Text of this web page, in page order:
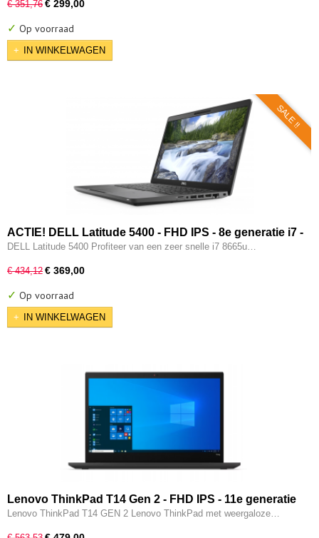
€ 351,76 € 299,00
✓ Op voorraad
IN WINKELWAGEN
SALE !!
ACTIE! DELL Latitude 5400 - FHD IPS - 8e generatie i7 -
16GB - 512GB - USB 3.2/ Type-C - Intel UHD - HDMI - W11
DELL Latitude 5400 Profiteer van een zeer snelle i7 8665u…
€ 434,12 € 369,00
✓ Op voorraad
IN WINKELWAGEN
Lenovo ThinkPad T14 Gen 2 - FHD IPS - 11e generatie
i5 - 16GB - 256GB SSD - Intel IRIS XE - Thunderbolt -
Lenovo ThinkPad T14 GEN 2 Lenovo ThinkPad met weergaloze…